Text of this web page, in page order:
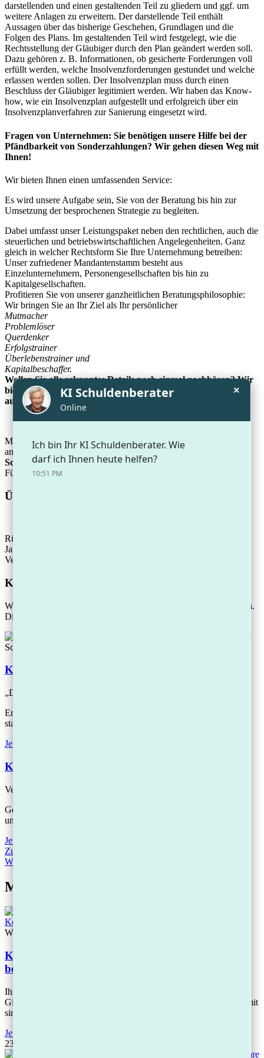
darstellenden und einen gestaltenden Teil zu gliedern und ggf. um
weitere Anlagen zu erweitern. Der darstellende Teil enthält
Aussagen über das bisherige Geschehen, Grundlagen und die
Folgen des Plans. Im gestaltenden Teil wird festgelegt, wie die
Rechtsstellung der Gläubiger durch den Plan geändert werden soll.
Dazu gehören z. B. Informationen, ob gesicherte Forderungen voll
erfüllt werden, welche Insolvenzforderungen gestundet und welche
erlassen werden sollen. Der Insolvenzplan muss durch einen
Beschluss der Gläubiger legitimiert werden. Wir haben das Know-
how, wie ein Insolvenzplan aufgestellt und erfolgreich über ein
Insolvenzplanverfahren zur Sanierung eingesetzt wird.
Fragen von Unternehmen: Sie benötigen unsere Hilfe bei der
Pfändbarkeit von Sonderzahlungen? Wir gehen diesen Weg mit
Ihnen!
Wir bieten Ihnen einen umfassenden Service:
Es wird unsere Aufgabe sein, Sie von der Beratung bis hin zur
Umsetzung der besprochenen Strategie zu begleiten.
Dabei umfasst unser Leistungspaket neben den rechtlichen, auch die
steuerlichen und betriebswirtschaftlichen Angelegenheiten. Ganz
gleich in welcher Rechtsform Sie Ihre Unternehmung betreiben:
Unser zufriedener Mandantenstamm besteht aus
Einzelunternehmern, Personengesellschaften bis hin zu
Kapitalgesellschaften.
Profitieren Sie von unserer ganzheitlichen Beratungsphilosophie:
Wir bringen Sie an Ihr Ziel als Ihr persönlicher
Mutmacher
Problemlöser
Querdenker
Erfolgstrainer
Überlebenstrainer und
Kapitalbeschaffer.
Wollen Sie alle relevantes Details noch einmal nachhören? Wir
bieten Ihnen zu diesem brennenden Thema ein
an, das
auf Ihre Fragen eingeht.
Mehr zu diesem Thema und weitere Informationen zu vielen
anderen Themen finden Sie auf der Homepageder
Schmidt.
Für hilfreiche Videos zu anderen Fragestellungen klicken Sie
Über die Kanzlei Schmidt
Rüdiger Schmidt ist Fachanwalt für Insolvenzrecht mit über 30
Jahren Erfahrung. Mit seiner Kanzlei Schmidt betreut er
Verbraucher und Selbstständige deutschlandweit.
Kostenlose Hilfe
Wer Schulden hat, braucht vor allem eins: einen strukturierten Plan.
Diese Schritte helfen Ihnen jetzt weiter:
Kostenlose Checkliste herunterladen:
„Die 5 Sofort-Schritte, um den Gläubiger-Druck zu stoppen.“
Erhalten Sie sofort hilfreiche Tipps, um Ihre Situation zu
stabilisieren.
Jetzt Checkliste sichern
Kostenloser Schulden-Check-up:
Vereinbaren Sie ein unverbindliches Erstgespräch mit uns
Gewinnen Sie umgehend Klarheit und erste Sofortmaßnahmen –
unkompliziert, digital, vertraulich.
Jetzt Termin vereinbaren
Zurück
Weiter
Mehr Beiträge
Wissen
Konto gepfändet – was tun? Die 7 Sofort-Schritte
bei Kontopfändung
Ihr Konto wurde gepfändet? Handeln Sie jetzt: Wandeln Sie Ihr
Girokonto sofort in ein Pfändungsschutzkonto (P-Konto) um. Damit
sind monatlich mindestens 1.560
Jetzt lesen
23.04.2026
×